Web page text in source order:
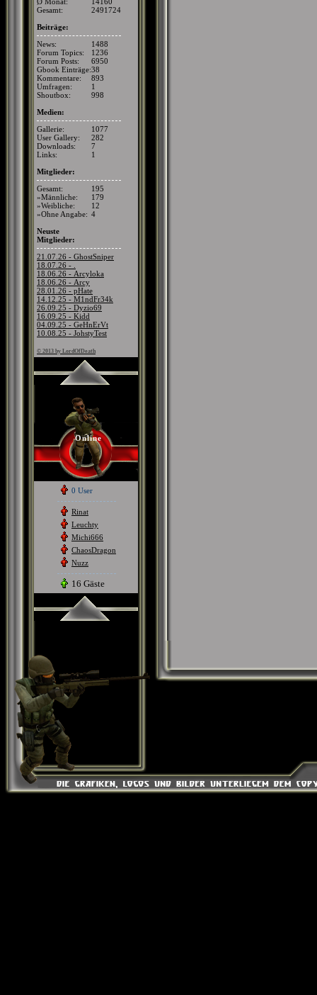
Gesamt:
2491724
Beiträge:
News:
1488
Forum Topics:
1236
Forum Posts:
6950
Gbook Einträge:38
Kommentare:
893
Umfragen:
1
Shoutbox:
998
Medien:
Gallerie:
1077
User Gallery:
282
Downloads:
7
Links:
1
Mitglieder:
Gesamt:
195
»Männliche:
179
»Weibliche:
12
»Ohne Angabe: 4
Neuste
Mitglieder:
21.07.26 - GhostSniper
18.07.26 - .
18.06.26 - Arcyloka
18.06.26 - Arcy
28.01.26 - pHate
14.12.25 - M1ndFr34k
26.09.25 - Dyzio69
16.09.25 - Kidd
04.09.25 - GeHnErVt
10.08.25 - JohstyTest
© 2013 by LordOfDeath
Online
0 User
Rinat
Leuchty
Michi666
ChaosDragon
Nuzz
16 Gäste